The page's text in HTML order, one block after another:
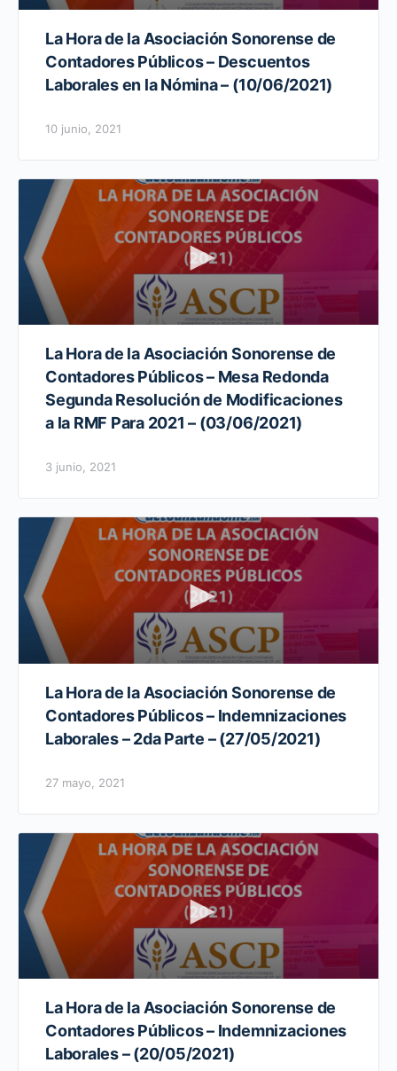
La Hora de la Asociación Sonorense de
Contadores Públicos – Descuentos
Laborales en la Nómina – (10/06/2021)
10 junio, 2021
La Hora de la Asociación Sonorense de
Contadores Públicos – Mesa Redonda
Segunda Resolución de Modificaciones
a la RMF Para 2021 – (03/06/2021)
3 junio, 2021
La Hora de la Asociación Sonorense de
Contadores Públicos – Indemnizaciones
Laborales – 2da Parte – (27/05/2021)
27 mayo, 2021
La Hora de la Asociación Sonorense de
Contadores Públicos – Indemnizaciones
Laborales – (20/05/2021)